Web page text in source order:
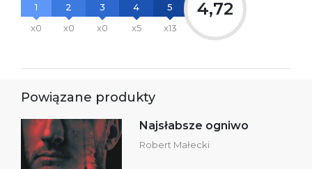
1
x0
2
x0
3
x0
4
x5
5
x13
4,72
Powiązane produkty
Najsłabsze ogniwo
Robert Małecki